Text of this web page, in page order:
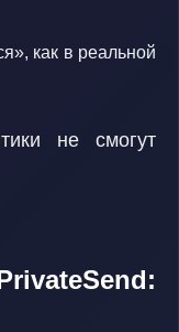
как в реальной
не смогут